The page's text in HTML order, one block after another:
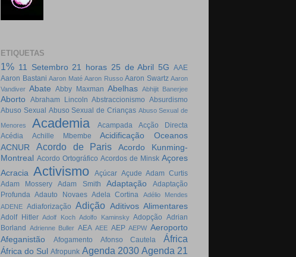
ETIQUETAS
1% 11 Setembro 21 horas 25 de Abril 5G AAE
Aaron Bastani Aaron Maté Aaron Russo Aaron Swartz Aaron
Vandiver Abate Abby Maxman Abelhas Abhijit Banerjee
Aborto Abraham Lincoln Abstraccionismo Absurdismo
Abuso Sexual Abuso Sexual de Crianças Abuso Sexual de
Menores Academia Acampada
Acção Directa
Acédia
Achille Mbembe
Acidificação Oceanos
ACNUR
Acordo de Paris
Acordo Kunming-
Montreal Acordo Ortográfico Acordos de Minsk Açores
Acracia Activismo Açúcar Açude Adam Curtis
Adam Mossery
Adam Smith Adaptação
Adaptação
Profunda Adauto Novaes Adela Cortina
Adélio Mendes
ADENE Adiaforização Adição Aditivos Alimentares
Adolf Hitler Adolf Koch Adolfo Kaminsky Adopção Adrian
Borland
Adrienne Buller AEA AEE AEP AEPW Aeroporto
Afeganistão
Afogamento Afonso Cautela África
África do Sul Afropunk Agenda 2030 Agenda 21